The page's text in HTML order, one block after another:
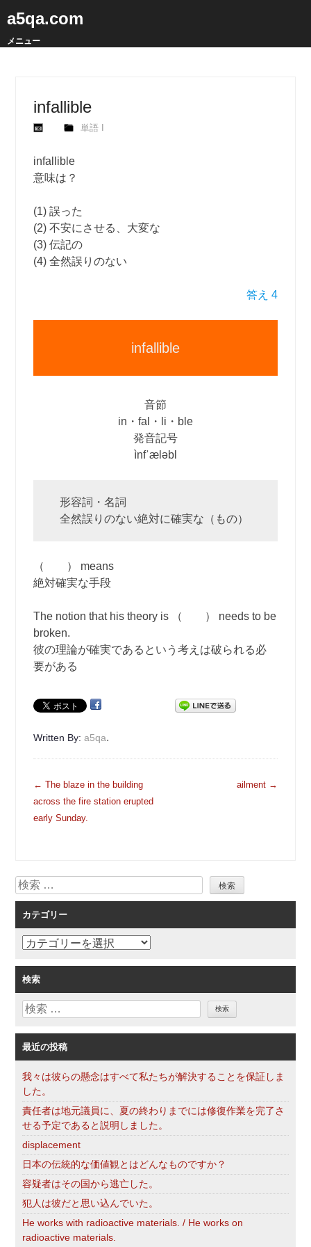
a5qa.com
メニュー
infallible
単語 I
infallible
意味は？
(1) 誤った
(2) 不安にさせる、大変な
(3) 伝記の
(4) 全然誤りのない
答え 4
infallible
音節
in・fal・li・ble
発音記号
ìnfˈæləbl
形容詞・名詞
全然誤りのない絶対に確実な（もの）
（ ） means
絶対確実な手段
The notion that his theory is （ ） needs to be
broken.
彼の理論が確実であるという考えは破られる必
要がある
Written By:a5qa.
投
稿
ナ
シ
ョ
ン
← The blaze in the building
across the fire station erupted
early Sunday.
ailment →
検
索
カテゴリー
カ
ゴ
リ
ー
検索
検
最近の投稿
我々は彼らの懸念はすべて私たちが解決することを保証しま
した。
責任者は地元議員に、夏の終わりまでには修復作業を完了さ
せる予定であると説明しました。
displacement
日本の伝統的な価値観とはどんなものですか？
容疑者はその国から逃亡した。
犯人は彼だと思い込んでいた。
He works with radioactive materials. / He works on
radioactive materials.